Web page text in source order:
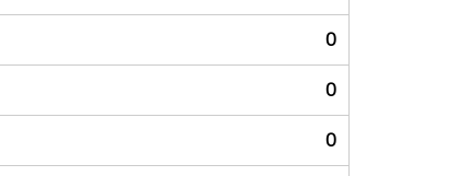
0
0
0